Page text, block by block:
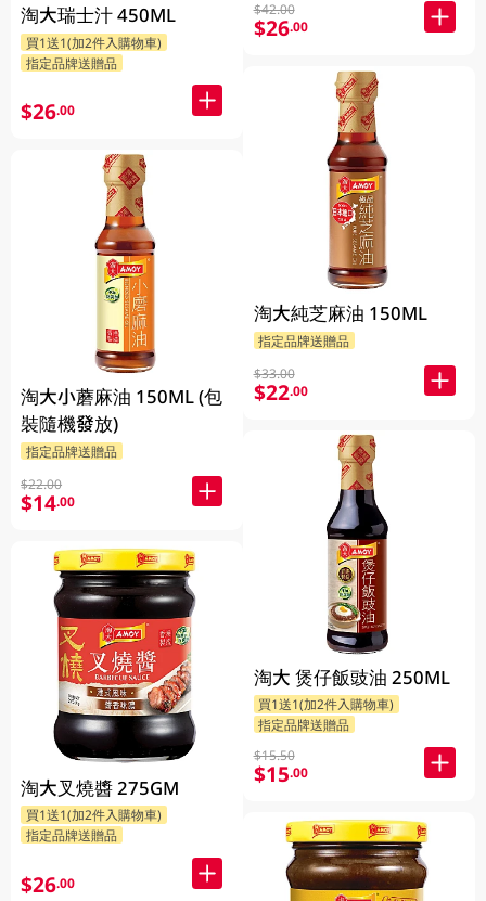
淘大瑞士汁 450ML
買1送1(加2件入購物車)
指定品牌送贈品
$26.00
淘大小蘑麻油 150ML (包
裝隨機發放)
指定品牌送贈品
$22.00
$14.00
淘大叉燒醬 275GM
買1送1(加2件入購物車)
指定品牌送贈品
$26.00
$42.00
$26.00
淘大純芝麻油 150ML
指定品牌送贈品
$33.00
$22.00
淘大 煲仔飯豉油 250ML
買1送1(加2件入購物車)
指定品牌送贈品
$15.50
$15.00